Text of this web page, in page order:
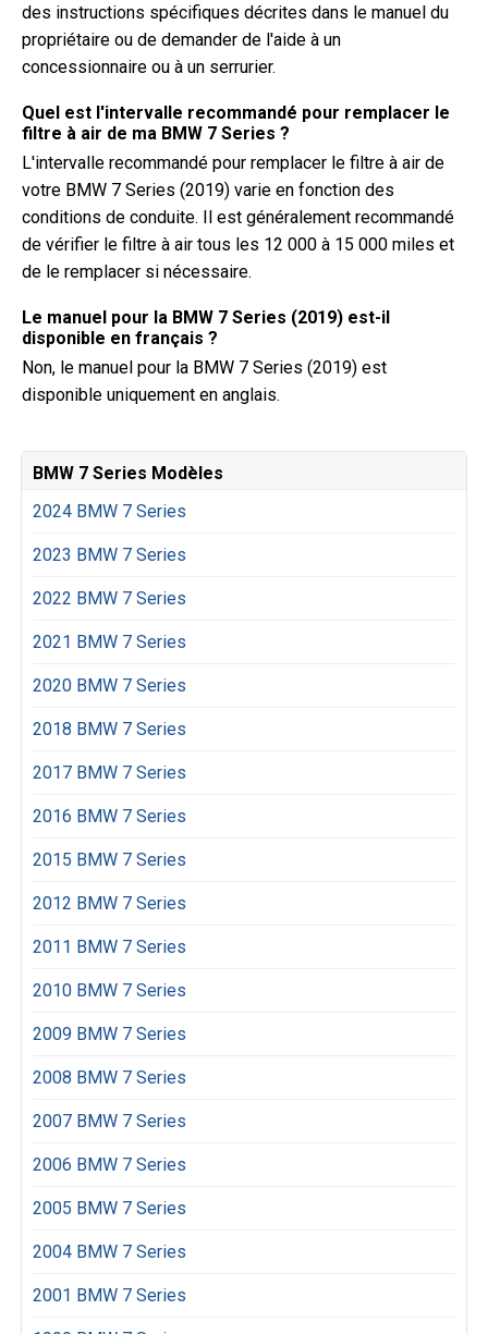
des instructions spécifiques décrites dans le manuel du
propriétaire ou de demander de l'aide à un
concessionnaire ou à un serrurier.
Quel est l'intervalle recommandé pour remplacer le
filtre à air de ma BMW 7 Series ?
L'intervalle recommandé pour remplacer le filtre à air de
votre BMW 7 Series (2019) varie en fonction des
conditions de conduite. Il est généralement recommandé
de vérifier le filtre à air tous les 12 000 à 15 000 miles et
de le remplacer si nécessaire.
Le manuel pour la BMW 7 Series (2019) est-il
disponible en français ?
Non, le manuel pour la BMW 7 Series (2019) est
disponible uniquement en anglais.
BMW 7 Series Modèles
2024 BMW 7 Series
2023 BMW 7 Series
2022 BMW 7 Series
2021 BMW 7 Series
2020 BMW 7 Series
2018 BMW 7 Series
2017 BMW 7 Series
2016 BMW 7 Series
2015 BMW 7 Series
2012 BMW 7 Series
2011 BMW 7 Series
2010 BMW 7 Series
2009 BMW 7 Series
2008 BMW 7 Series
2007 BMW 7 Series
2006 BMW 7 Series
2005 BMW 7 Series
2004 BMW 7 Series
2001 BMW 7 Series